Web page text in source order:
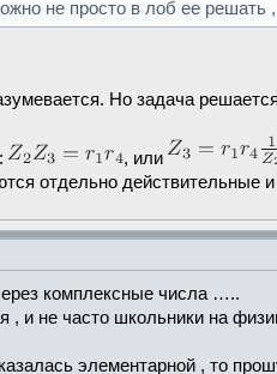
не просто в лоб ее решать
Но задача
, или
отдельно действительные
комплексные числа …..
, и не часто школьники на
элементарной , то